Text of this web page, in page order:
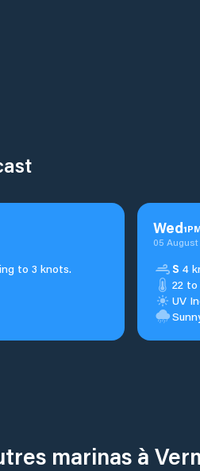
to 3 knots.
Wed1
05
S 4
22 to
UV
marinas à